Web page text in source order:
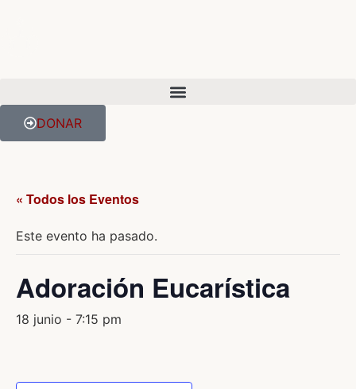
DONAR
« Todos los Eventos
Este evento ha pasado.
Adoración Eucarística
18 junio - 7:15 pm